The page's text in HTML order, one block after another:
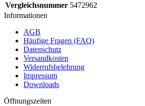
Vergleichsnummer 5472962
Informationen
AGB
Häufige Fragen (FAQ)
Datenschutz
Versandkosten
Widerrufsbelehrung
Impressum
Downloads
Öffnungszeiten